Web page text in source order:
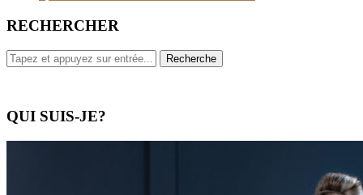
RECHERCHER
QUI SUIS-JE?